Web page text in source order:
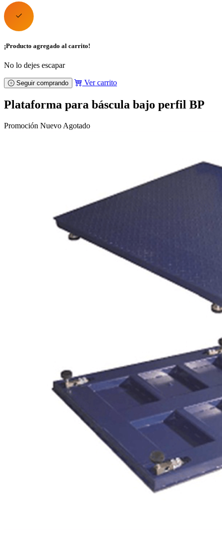
¡Producto agregado al carrito!
No lo dejes escapar
Seguir comprando Ver carrito
Plataforma para báscula bajo perfil BP
Promoción Nuevo Agotado